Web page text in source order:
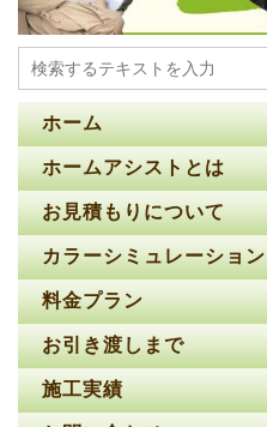
ホーム
ホームアシストとは
お見積もりについて
カラーシミュレーション
料金プラン
お引き渡しまで
施工実績